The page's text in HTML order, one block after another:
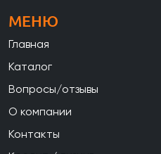
МЕНЮ
Главная
Каталог
Вопросы/отзывы
О компании
Контакты